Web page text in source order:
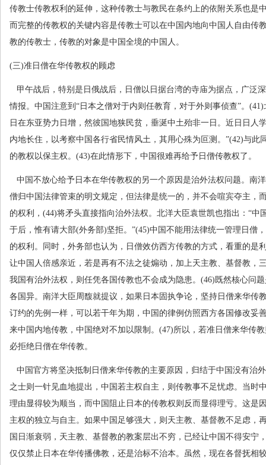
传教士传教权利的延伸，这种传教士与教民在条约上的依附关系也是
而完整的传教权的关键内容是传教士可以在中国内地向中国人自由传
教的传教士，传教的对象是中国全境的中国人。
(三)准日僧在华传教权的顾虑
甲午战后，特别是日俄战后，日僧以日据台湾的寺庙为据点，广泛
情报。中国注意到“日本之僧对于内则任教育，对于外则事侦查”。 (41)
日在东亚势力日增，然彼国地狭民贫，垂涎中土殆非一日。近日日人
内地长住，以考察中国各行省民情风土，其用心殊为叵测。”(42)与此
的教权以保主权。 (43)在此情形下，中国很难再给予日僧传教权了。
中国不放心给予日本在华传教权的另一个原因是治外法权问题。南
僧归中国法律管束的明文规定，但法律是统一的，并不会喧宾夺主，
的权利， (44)将矛头直接指向治外法权。北洋大臣袁世凯也指出：“中
于后，惟有请大部(外务部)坚拒。”(45)中国不能用法律统一管理日僧
的权利。同时，外务部也认为，日僧效仿西方传教的方式，看重的是
让中国人倍感亲近，若是再有不法之徒煽动，加上天主教、基督教，
我国有治外法权，则任凭各国传教也不会成为隐患。 (46) 既然核心问
各国异。南洋大臣周馥就提议，如果日本固执争论，坚持日僧来华传
订约的先例一样，可以若干年为期，中国的律例仿照西方各国修改妥
来中国内地传教，中国绝对不加以限制。 (47)所以，若准日僧来华传
必拒绝日僧在华传教。
中国官方将坚决抵制日僧来华传教的主要原因，归结于中国没有治
之士则一针见血地提出，中国若主权自主，则传教事不足忧虑。当时
理由显得较为顺当，而中国阻止日本的传教权则反而显得理亏。这是
主权的独立与自主。如果中国足够强大，则天主教、基督教不足虑，
国日渐衰弱，天主教、基督教的教案层出不穷，已经让中国不得安宁
仅仅禁止日本在华传播佛教，还是治标不治本。虽然，现在各督抚相